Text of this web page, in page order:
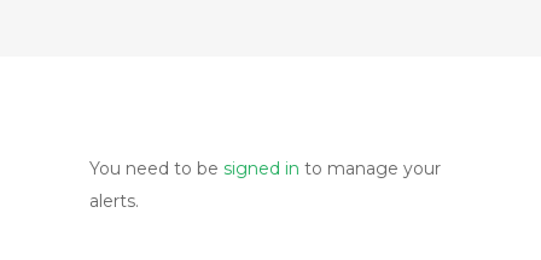
You need to be signed in to manage your
alerts.